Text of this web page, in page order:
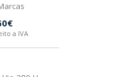
a IVA